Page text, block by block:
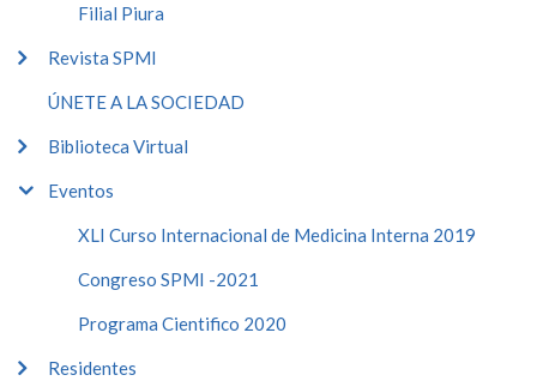
Filial Piura
Revista SPMI
ÚNETE A LA SOCIEDAD
Biblioteca Virtual
Eventos
XLI Curso Internacional de Medicina Interna 2019
Congreso SPMI -2021
Programa Cientifico 2020
Residentes